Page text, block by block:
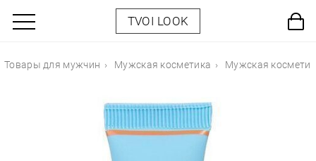
TVOI LOOK
Товары для мужчин Мужская косметика Мужская